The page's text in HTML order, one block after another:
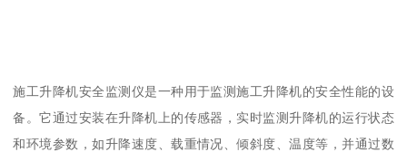
施工升降机安全监测仪是一种用于监测施工升降机的安全性能的设
备。它通过安装在升降机上的传感器，实时监测升降机的运行状态
和环境参数，如升降速度、载重情况、倾斜度、温度等，并通过数